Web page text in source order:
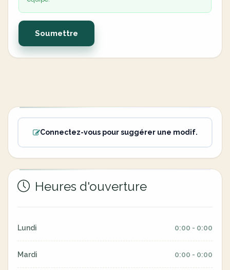
Soumettre
Connectez-vous pour suggérer une modif.
Heures d'ouverture
Lundi 0:00 - 0:00
Mardi 0:00 - 0:00